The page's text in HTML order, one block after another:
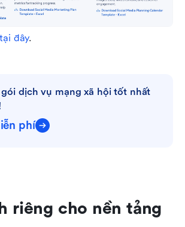
đây.
gói dịch vụ mạng xã hội tốt nhất
phí
riêng cho nền tảng